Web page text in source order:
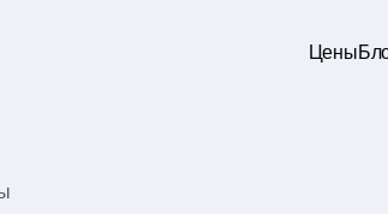
Цены